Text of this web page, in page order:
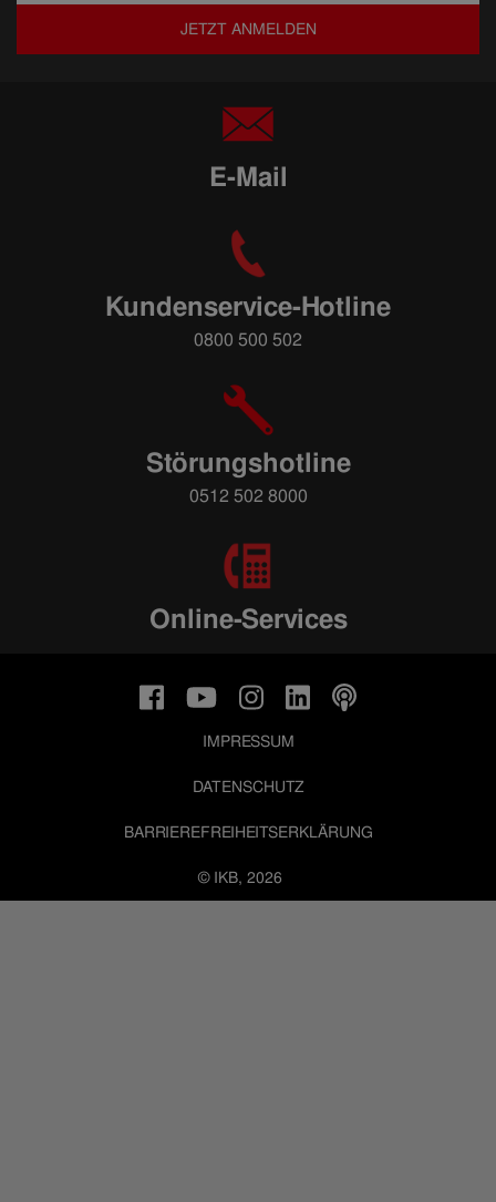
JETZT ANMELDEN
E-Mail
Kundenservice-Hotline
0800 500 502
Störungshotline
0512 502 8000
Online-Services
© IKB, 2026
IMPRESSUM
DATENSCHUTZ
BARRIEREFREIHEITSERKLÄRUNG